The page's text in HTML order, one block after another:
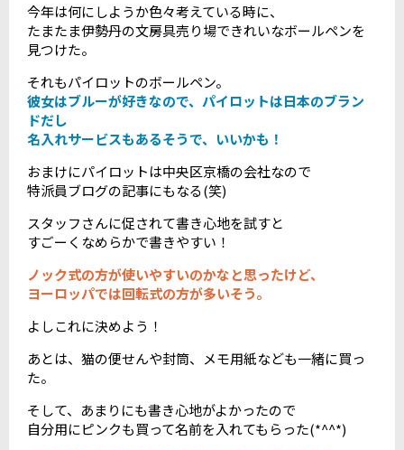
今年は何にしようか色々考えている時に、
たまたま伊勢丹の文房具売り場できれいなボールペンを
見つけた。
それもパイロットのボールペン。
彼女はブルーが好きなので、パイロットは日本のブラン
ドだし
名入れサービスもあるそうで、いいかも！
おまけにパイロットは中央区京橋の会社なので
特派員ブログの記事にもなる(笑)
スタッフさんに促されて書き心地を試すと
すごーくなめらかで書きやすい！
ノック式の方が使いやすいのかなと思ったけど、
ヨーロッパでは回転式の方が多いそう。
よしこれに決めよう！
あとは、猫の便せんや封筒、メモ用紙なども一緒に買っ
た。
そして、あまりにも書き心地がよかったので
自分用にピンクも買って名前を入れてもらった(*^^*)